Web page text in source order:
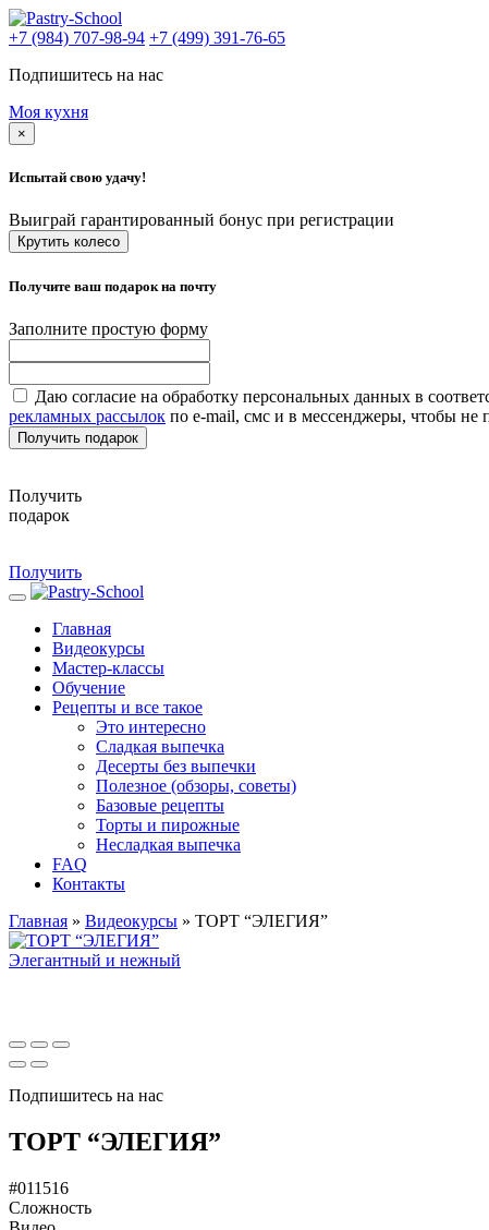
+7 (984) 707-98-94 +7 (499) 391-76-65
Подпишитесь на нас
Моя кухня
×
Испытай свою удачу!
Выиграй гарантированный бонус при регистрации
Крутить колесо
Получите ваш подарок на почту
Заполните простую форму
Даю согласие на обработку персональных данных в
рекламных рассылок по e-mail, смс и в мессенджеры, чтобы не
Получить подарок
Получить
подарок
Получить
Главная
Видеокурсы
Мастер-классы
Обучение
Рецепты и все такое
Это интересно
Сладкая выпечка
Десерты без выпечки
Полезное (обзоры, советы)
Базовые рецепты
Торты и пирожные
Несладкая выпечка
FAQ
Контакты
Главная » Видеокурсы » ТОРТ “ЭЛЕГИЯ”
Элегантный и нежный
Подпишитесь на нас
ТОРТ “ЭЛЕГИЯ”
#011516
Сложность